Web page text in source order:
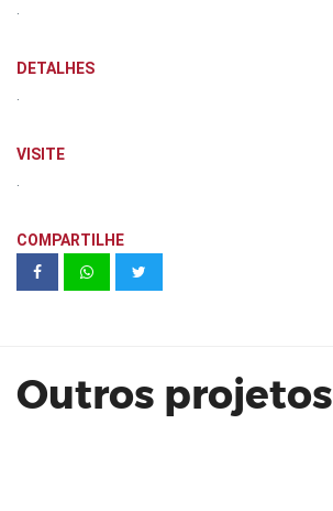
DETALHES
VISITE
COMPARTILHE
Outros projetos
In Vergueiro | Living